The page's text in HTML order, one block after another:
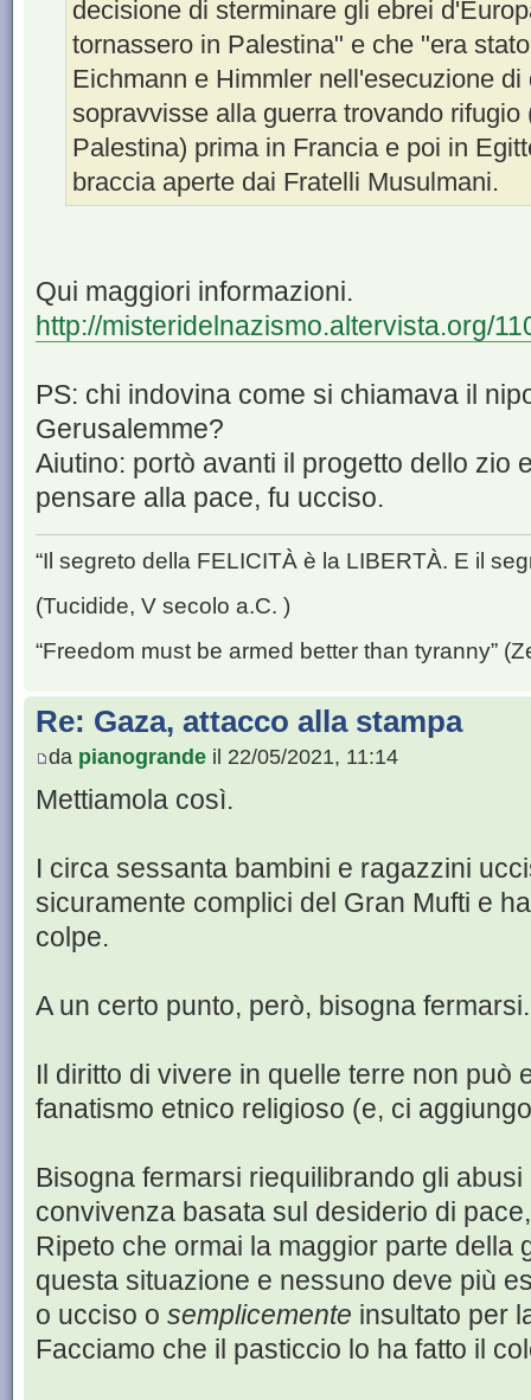
decisione di sterminare gli ebrei
tornassero in Palestina" e che "era
Eichmann e Himmler nell'esecuzione
sopravvisse alla guerra trovando
Palestina) prima in Francia e poi in
braccia aperte dai Fratelli Musulmani.
Qui maggiori informazioni.
http://misteridelnazismo.altervista.org/
PS: chi indovina come si chiamava il
Gerusalemme?
Aiutino: portò avanti il progetto dello zio
pensare alla pace, fu ucciso.
“Il segreto della FELICITÀ è la LIBERTÀ. E il
(Tucidide, V secolo a.C. )
“Freedom must be armed better than tyranny”
Re: Gaza, attacco alla stampa
da pianogrande il 22/05/2021, 11:14
Mettiamola così.
I circa sessanta bambini e ragazzini
sicuramente complici del Gran Mufti e
colpe.
A un certo punto, però, bisogna fermarsi.
Il diritto di vivere in quelle terre non può
fanatismo etnico religioso (e, ci
Bisogna fermarsi riequilibrando gli
convivenza basata sul desiderio di
Ripeto che ormai la maggior parte della
questa situazione e nessuno deve più
o ucciso o semplicemente insultato per
Facciamo che il pasticcio lo ha fatto il